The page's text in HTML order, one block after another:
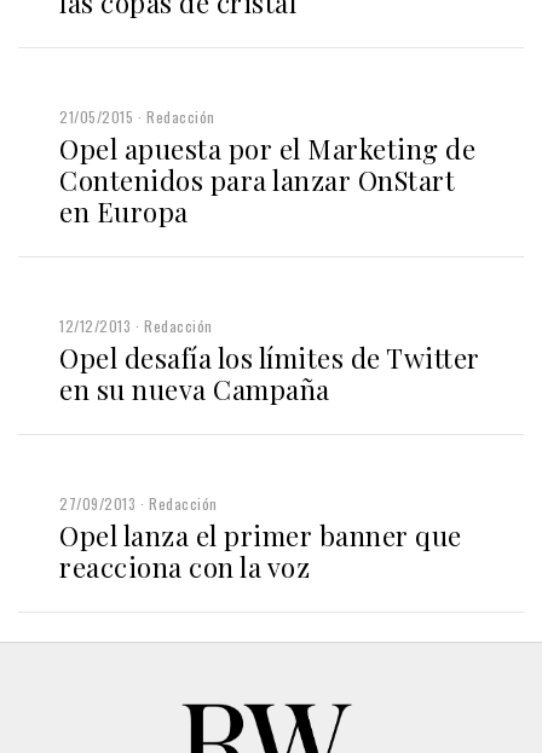
21/05/2015 Redacción
Opel apuesta por el Marketing de
Contenidos para lanzar OnStart
en Europa
12/12/2013 Redacción
Opel desafía los límites de Twitter
en su nueva Campaña
27/09/2013 Redacción
Opel lanza el primer banner que
reacciona con la voz